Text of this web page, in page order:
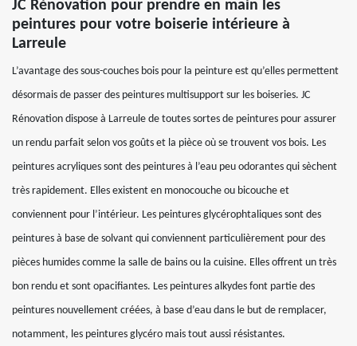
JC Rénovation pour prendre en main les
peintures pour votre boiserie intérieure à
Larreule
L’avantage des sous-couches bois pour la peinture est qu’elles permettent
désormais de passer des peintures multisupport sur les boiseries. JC
Rénovation dispose à Larreule de toutes sortes de peintures pour assurer
un rendu parfait selon vos goûts et la pièce où se trouvent vos bois. Les
peintures acryliques sont des peintures à l’eau peu odorantes qui sèchent
très rapidement. Elles existent en monocouche ou bicouche et
conviennent pour l’intérieur. Les peintures glycérophtaliques sont des
peintures à base de solvant qui conviennent particulièrement pour des
pièces humides comme la salle de bains ou la cuisine. Elles offrent un très
bon rendu et sont opacifiantes. Les peintures alkydes font partie des
peintures nouvellement créées, à base d’eau dans le but de remplacer,
notamment, les peintures glycéro mais tout aussi résistantes.